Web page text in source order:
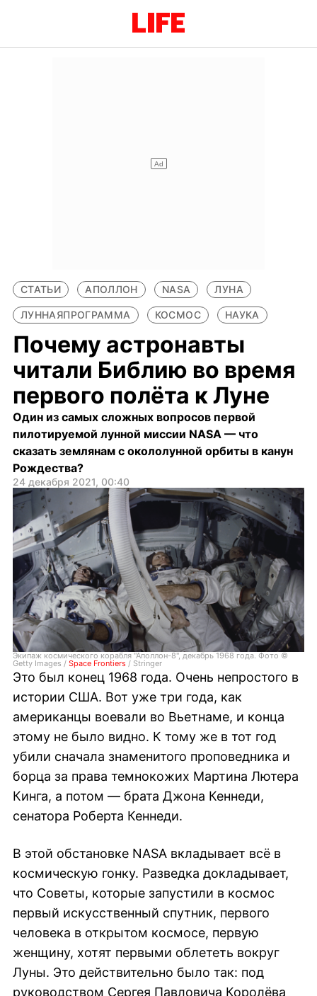
СТАТЬИ АПОЛЛОН NASA ЛУНА
ЛУННАЯПРОГРАММА КОСМОС НАУКА
Почему астронавты
читали Библию во время
первого полёта к Луне
Один из самых сложных вопросов первой
пилотируемой лунной миссии NASA — что
сказать землянам с окололунной орбиты в канун
Рождества?
24 декабря 2021, 00:40
Экипаж космического корабля "Аполлон-8", декабрь 1968 года. Фото ©
Getty Images / Space Frontiers/ Stringer
Это был конец 1968 года. Очень непростого в
истории США. Вот уже три года, как
американцы воевали во Вьетнаме, и конца
этому не было видно. К тому же в тот год
убили сначала знаменитого проповедника и
борца за права темнокожих Мартина Лютера
Кинга, а потом — брата Джона Кеннеди,
сенатора Роберта Кеннеди.
В этой обстановке NASA вкладывает всё в
космическую гонку. Разведка докладывает,
что Советы, которые запустили в космос
первый искусственный спутник, первого
человека в открытом космосе, первую
женщину, хотят первыми облететь вокруг
Луны. Это действительно было так: под
руководством Сергея Павловича Королёва